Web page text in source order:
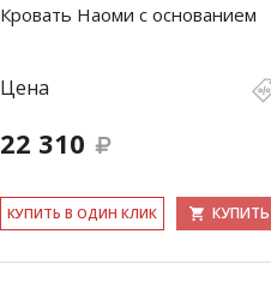
Кровать Наоми c основанием
Цена
22 310
КУ­ПИТЬ В ОДИН КЛИК КУПИТЬ